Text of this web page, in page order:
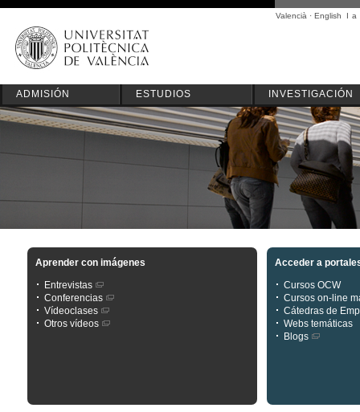
Valencià · English I a
ADMISIÓN ESTUDIOS INVESTIGACIÓN
Aprender con imágenes
Entrevistas
Conferencias
Vídeoclases
Otros vídeos
Acceder a
Cursos OCW
Cursos on-line
Cátedras de
Webs temáticas
Blogs